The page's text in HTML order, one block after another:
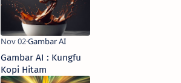
Gambar AI : Kungfu
Kopi Hitam